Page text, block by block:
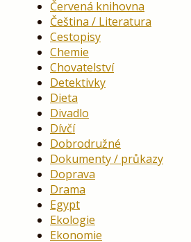
Červená knihovna
Čeština / Literatura
Cestopisy
Chemie
Chovatelství
Detektivky
Dieta
Divadlo
Dívčí
Dobrodružné
Dokumenty / průkazy
Doprava
Drama
Egypt
Ekologie
Ekonomie